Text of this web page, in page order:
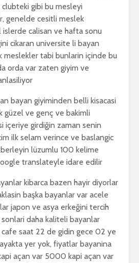
gibi bu mesleyi
genelde cesitli meslek
calisan ve hafta sonu
cikaran universite li bayan
meslekler tabi bunlarin içinde bu
orda var zaten giyim ve
bayan giyiminden belli kisacasi
güzel ve genç ve bakimli
içeriye girdiğin zaman senin
ilk selam verince ve baslangic
lüzumlu 100 kelime
translateyle idare edilir
kibarca bazen hayir diyorlar
başka bayanlar var acele
japon ve asya erkeğini tercih
daha kaliteli bayanlar
cafe saat 22 de gidin gece 02 ye
yer yok, fiyatlar bayanina
açan var 5000 kapi açan var